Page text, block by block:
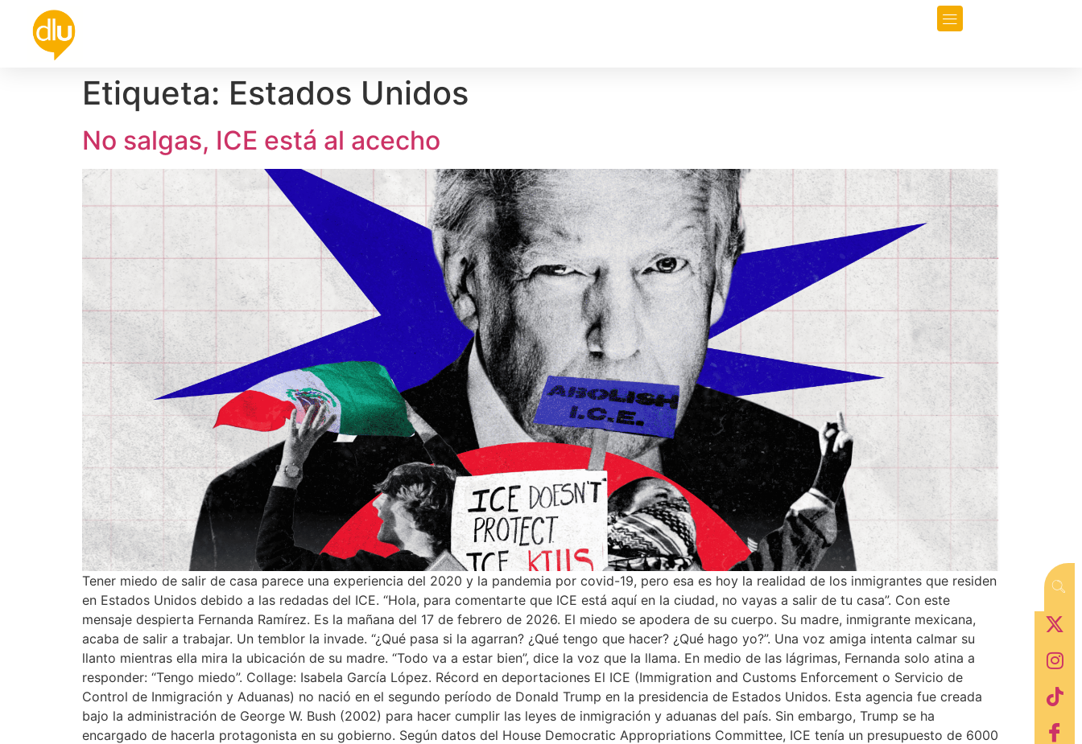
Etiqueta: Estados Unidos
No salgas, ICE está al acecho
Tener miedo de salir de casa parece una experiencia del 2020 y la pandemia por covid-19, pero esa es hoy la realidad de los inmigrantes que residen
en Estados Unidos debido a las redadas del ICE. “Hola, para comentarte que ICE está aquí en la ciudad, no vayas a salir de tu casa”. Con este
mensaje despierta Fernanda Ramírez. Es la mañana del 17 de febrero de 2026. El miedo se apodera de su cuerpo. Su madre, inmigrante mexicana,
acaba de salir a trabajar. Un temblor la invade. “¿Qué pasa si la agarran? ¿Qué tengo que hacer? ¿Qué hago yo?”. Una voz amiga intenta calmar su
llanto mientras ella mira la ubicación de su madre. “Todo va a estar bien”, dice la voz que la llama. En medio de las lágrimas, Fernanda solo atina a
responder: “Tengo miedo”. Collage: Isabela García López. Récord en deportaciones El ICE (Immigration and Customs Enforcement o Servicio de
Control de Inmigración y Aduanas) no nació en el segundo período de Donald Trump en la presidencia de Estados Unidos. Esta agencia fue creada
bajo la administración de George W. Bush (2002) para hacer cumplir las leyes de inmigración y aduanas del país. Sin embargo, Trump se ha
encargado de hacerla protagonista en su gobierno. Según datos del House Democratic Appropriations Committee, ICE tenía un presupuesto de 6000